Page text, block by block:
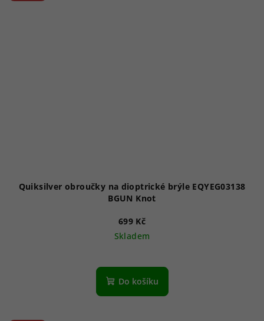
Quiksilver obroučky na dioptrické brýle EQYEG03138
BGUN Knot
699 Kč
Skladem
Do košíku